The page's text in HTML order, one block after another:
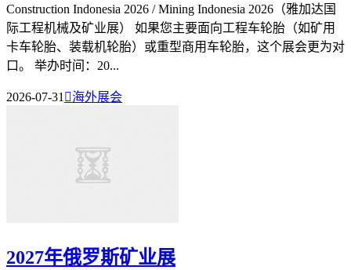
Construction Indonesia 2026 / Mining Indonesia 2026（雅加达国
际工程机械及矿业展） 如果您主要面向工程车轮胎（如矿用
卡车轮胎、装载机轮胎）或重型商用车轮胎，这个展会更为对
口。 举办时间：20...
2026-07-31 海外展会
2027年俄罗斯矿业展